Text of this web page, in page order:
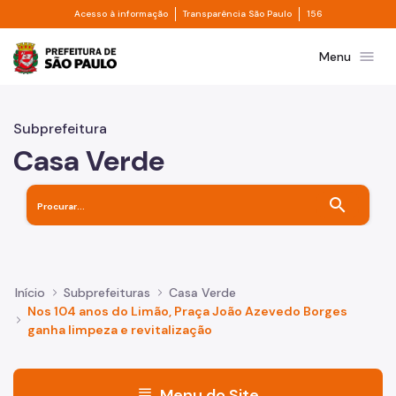
Pular para o Conteúdo principal
Acesso à informação Divisor de acesso à informação
Transparência São Paulo Divisor de
156
Prefeitura de São PauloMenu menu
Subprefeitura
Casa Verde
search
Início Subprefeituras
Casa Verde
Nos 104 anos do Limão, Praça João Azevedo Borges
ganha limpeza e revitalização
menu